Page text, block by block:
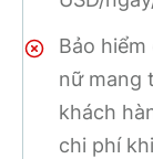
Bảo
nữ mang
khách
chi phí